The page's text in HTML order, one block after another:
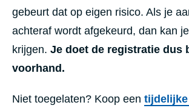
gebeurt dat op eigen risico. Als je
achteraf wordt afgekeurd, dan kan
krijgen. Je doet de registratie dus
voorhand.
Niet toegelaten? Koop een